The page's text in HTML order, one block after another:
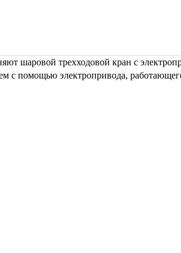
шаровой трехходовой кран с
с помощью электропривода,